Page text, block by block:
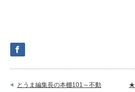
とうま編集長の本棚101～不動